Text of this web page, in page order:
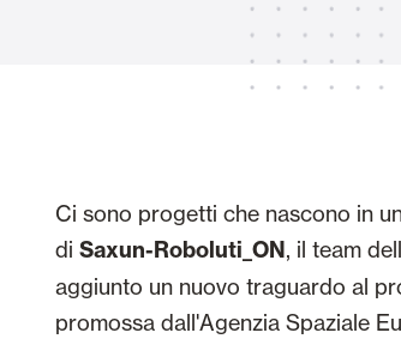
Portoni Garage e Serrande
Ci sono progetti che nascono in
di Saxun-Roboluti_ON, il team
aggiunto un nuovo traguardo al
promossa dall'Agenzia Spaziale